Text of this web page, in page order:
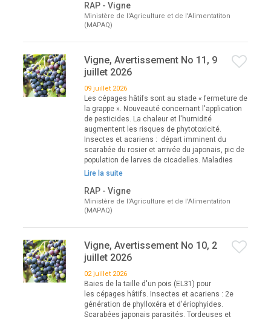
RAP - Vigne
Ministère de l'Agriculture et de l'Alimentatiton
(MAPAQ)
Vigne, Avertissement No 11, 9
juillet 2026
09 juillet 2026
Les cépages hâtifs sont au stade « fermeture de
la grappe ». Nouveauté concernant l'application
de pesticides. La chaleur et l'humidité
augmentent les risques de phytotoxicité.
Insectes et acariens : départ imminent du
scarabée du rosier et arrivée du japonais, pic de
population de larves de cicadelles. Maladies
Lire la suite
RAP - Vigne
Ministère de l'Agriculture et de l'Alimentatiton
(MAPAQ)
Vigne, Avertissement No 10, 2
juillet 2026
02 juillet 2026
Baies de la taille d'un pois (EL31) pour
les cépages hâtifs. Insectes et acariens : 2e
génération de phylloxéra et d'ériophyides.
Scarabées japonais parasités. Tordeuses et